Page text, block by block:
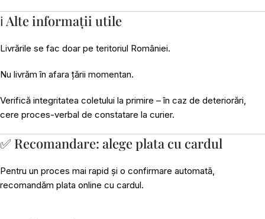
ℹ️ Alte informații utile
Livrările se fac doar pe teritoriul României.
Nu livrăm în afara țării momentan.
Verifică integritatea coletului la primire – în caz de deteriorări,
cere proces-verbal de constatare la curier.
✅ Recomandare: alege plata cu cardul
Pentru un proces mai rapid și o confirmare automată,
recomandăm plata online cu cardul.